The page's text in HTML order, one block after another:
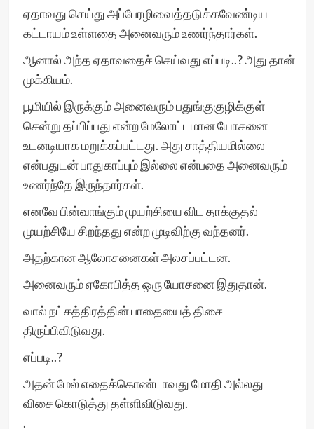
ஏதாவது செய்து அப்பேரழிவைத்தடுக்கவேண்டிய
கட்டாயம் உள்ளதை அனைவரும் உணர்ந்தார்கள்.
ஆனால் அந்த ஏதாவதைச் செய்வது எப்படி..? அது தான்
முக்கியம்.
பூமியில் இருக்கும் அனைவரும் பதுங்குகுழிக்குள்
சென்று தப்பிப்பது என்ற மேலோட்டமான யோசனை
உடனடியாக மறுக்கப்பட்டது. அது சாத்தியமில்லை
என்பதுடன் பாதுகாப்பும் இல்லை என்பதை அனைவரும்
உணர்ந்தே இருந்தார்கள்.
எனவே பின்வாங்கும் முயற்சியை விட தாக்குதல்
முயற்சியே சிறந்தது என்ற முடிவிற்கு வந்தனர்.
அதற்கான ஆலோசனைகள் அலசப்பட்டன.
அனைவரும் ஏகோபித்த ஒரு யோசனை இதுதான்.
வால் நட்சத்திரத்தின் பாதையைத் திசை
திருப்பிவிடுவது.
எப்படி..?
அதன் மேல் எதைக்கொண்டாவது மோதி அல்லது
விசை கொடுத்து தள்ளிவிடுவது.
.